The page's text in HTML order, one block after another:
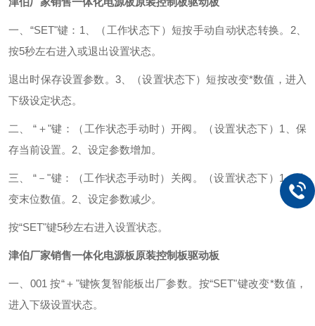
一、“SET"键：1、（工作状态下）短按手动自动状态转换。2、
按5秒左右进入或退出设置状态。
退出时保存设置参数。3、（设置状态下）短按改变*数值，进入
下级设定状态。
二、“＋"键：（工作状态手动时）开阀。（设置状态下）1、保
存当前设置。2、设定参数增加。
三、“－"键：（工作状态手动时）关阀。（设置状态下）1、改
变末位数值。2、设定参数减少。
按“SET"键5秒左右进入设置状态。
津伯厂家销售一体化电源板原装控制板驱动板
一、001 按“＋ "键恢复智能板 出厂参数。按“SET"键改变*数值，
进入下级设置状态。